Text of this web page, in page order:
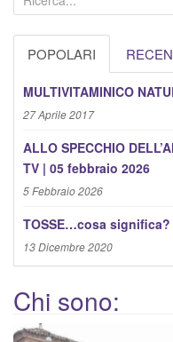
e
r
POPOLARI
MULTIVITAMINICO
27 Aprile 2017
ALLO SPECCHIO
TV | 05 febbraio 2026
5 Febbraio 2026
TOSSE…cosa significa?
13 Dicembre 2020
Chi sono: